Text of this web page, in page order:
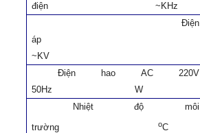
điện
~KHz
Điện
áp
~KV
Điện hao AC 220V
50Hz
W
Nhiệt độ môi
trường
oC